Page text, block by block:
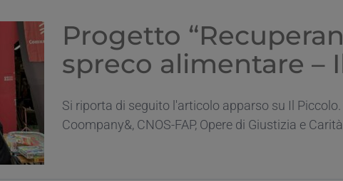
Progetto
spreco alimentare –
Si riporta di seguito l'articolo apparso su Il
Coompany&, CNOS-FAP, Opere di Giustizia e